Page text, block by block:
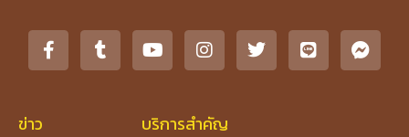
ข่าว บริการสำคัญ